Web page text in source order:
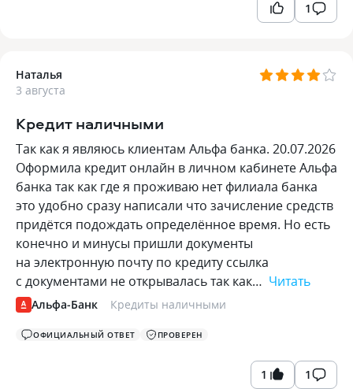
1
Наталья
3 августа
Кредит наличными
Так как я являюсь клиентам Альфа банка. 20.07.2026
Оформила кредит онлайн в личном кабинете Альфа
банка так как где я проживаю нет филиала банка
это удобно сразу написали что зачисление средств
придётся подождать определённое время. Но есть
конечно и минусы пришли документы
на электронную почту по кредиту ссылка
с документами не открывалась так как… Читать
Альфа-Банк Кредиты наличными
ОФИЦИАЛЬНЫЙ ОТВЕТ ПРОВЕРЕН
1 1